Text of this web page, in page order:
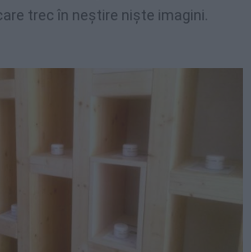
trec în neştire nişte imagini.